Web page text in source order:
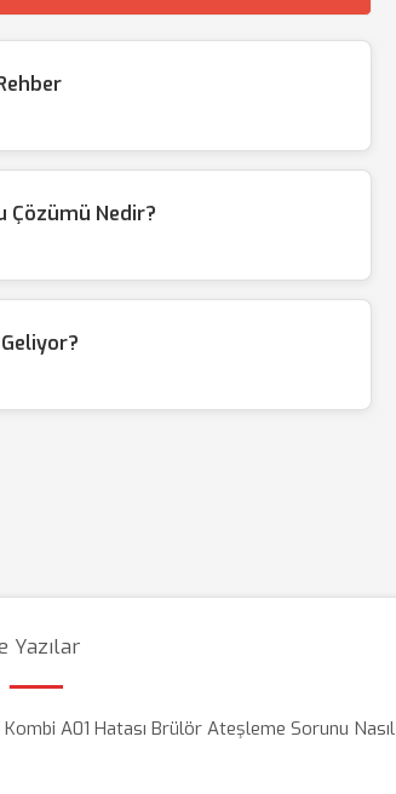
Çözümü Nedir?
Yazılar
A01 Hatası Brülör Ateşleme Sorunu Nasıl